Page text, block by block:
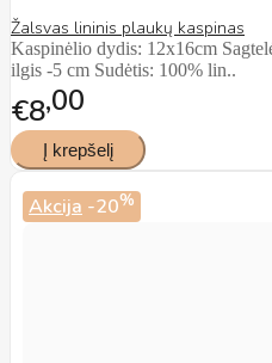
Žalsvas lininis plaukų kaspinas
Kaspinėlio dydis: 12x16cm
ilgis -5 cm Sudėtis: 100% lin..
€800
Akcija -20%